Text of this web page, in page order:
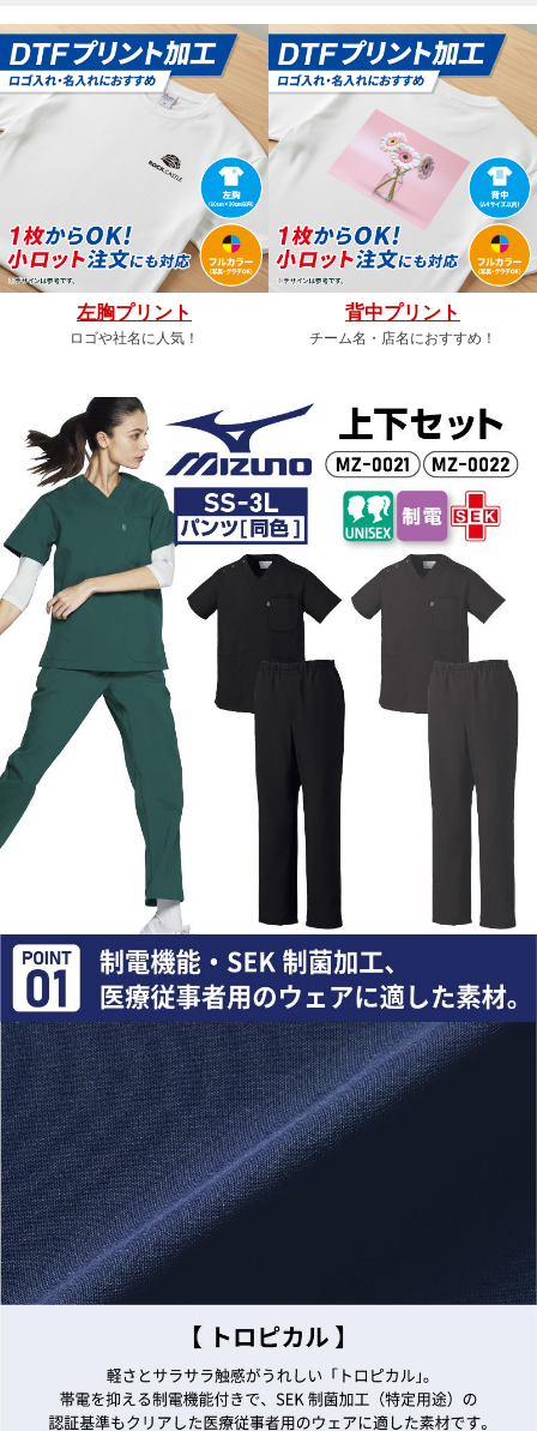
左胸プリント
ロゴや社名に人気！
背中プリント
チーム名・店名におすすめ！